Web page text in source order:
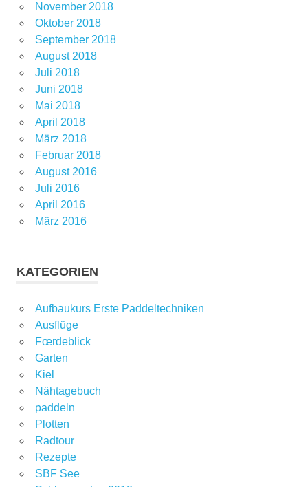
November 2018
Oktober 2018
September 2018
August 2018
Juli 2018
Juni 2018
Mai 2018
April 2018
März 2018
Februar 2018
August 2016
Juli 2016
April 2016
März 2016
KATEGORIEN
Aufbaukurs Erste Paddeltechniken
Ausflüge
Fœrdeblick
Garten
Kiel
Nähtagebuch
paddeln
Plotten
Radtour
Rezepte
SBF See